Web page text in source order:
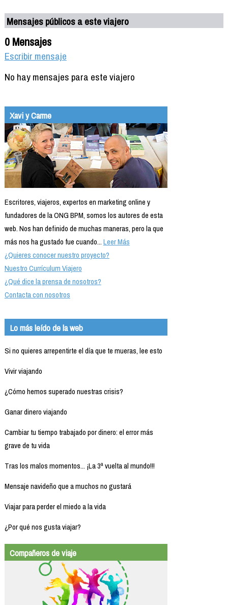
Mensajes públicos a este viajero
0 Mensajes
Escribir mensaje
No hay mensajes para este viajero
Xavi y Carme
Escritores, viajeros, expertos en marketing online y
fundadores de la ONG BPM, somos los autores de esta
web. Nos han definido de muchas maneras, pero la que
más nos ha gustado fue cuando...Leer Más
¿Quieres conocer nuestro proyecto?
Nuestro Currículum Viajero
¿Qué dice la prensa de nosotros?
Contacta con nosotros
Lo más leído de la web
Si no quieres arrepentirte el día que te mueras, lee esto
Vivir viajando
¿Cómo hemos superado nuestras crisis?
Ganar dinero viajando
Cambiar tu tiempo trabajado por dinero: el error más
grave de tu vida
Tras los malos momentos... ¡La 3ª vuelta al mundo!!!
Mensaje navideño que a muchos no gustará
Viajar para perder el miedo a la vida
¿Por qué nos gusta viajar?
Compañeros de viaje